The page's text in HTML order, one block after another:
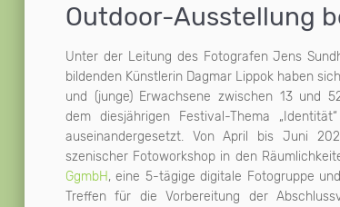
Outdoor-Ausstellung
Unter der Leitung des Fotografen Jens
bildenden Künstlerin Dagmar Lippok haben
und (junge) Erwachsene zwischen 13 und
dem diesjährigen Festival-Thema
auseinandergesetzt. Von April bis Juni
szenischer Fotoworkshop in den
GgmbH, eine 5-tägige digitale Fotogruppe
Treffen für die Vorbereitung der